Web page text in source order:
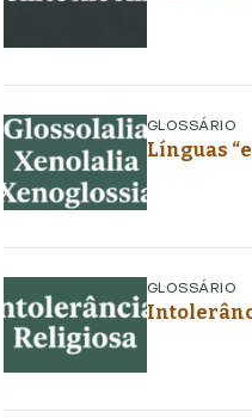
GLOSSÁRIO
Línguas
GLOSSÁRIO